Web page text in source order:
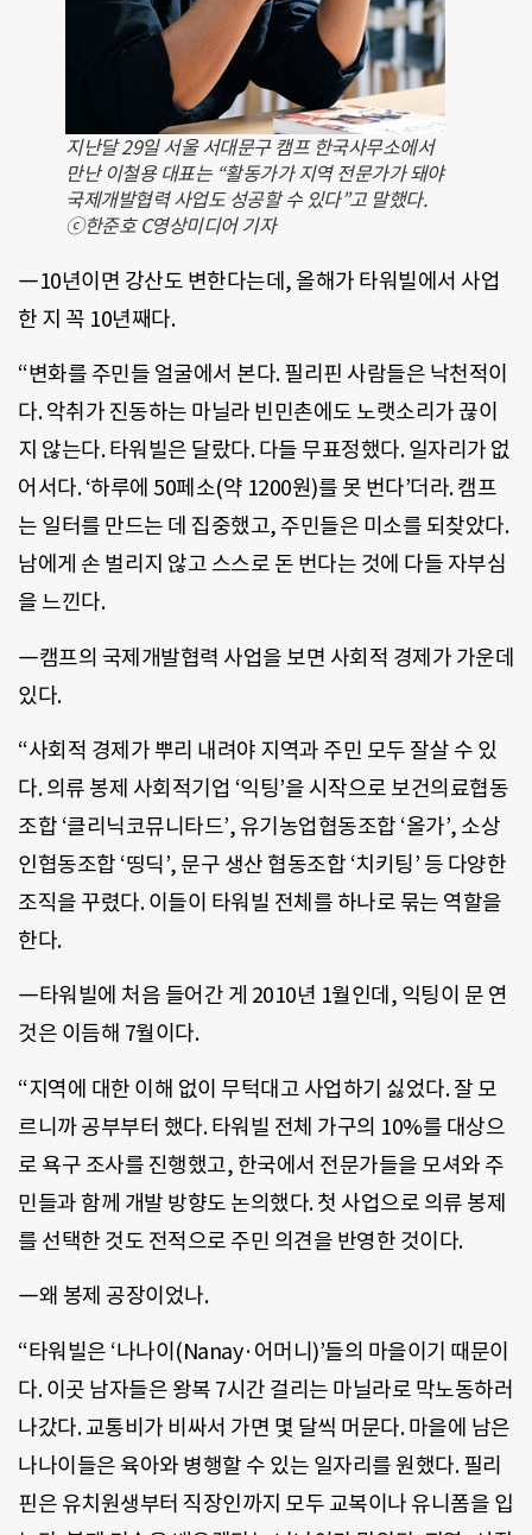
지난달 29일 서울 서대문구 캠프 한국사무소에서
만난 이철용 대표는 “활동가가 지역 전문가가 돼야
국제개발협력 사업도 성공할 수 있다”고 말했다.
ⓒ한준호 C영상미디어 기자
―10년이면 강산도 변한다는데, 올해가 타워빌에서 사업
한 지 꼭 10년째다.
“변화를 주민들 얼굴에서 본다. 필리핀 사람들은 낙천적이
다. 악취가 진동하는 마닐라 빈민촌에도 노랫소리가 끊이
지 않는다. 타워빌은 달랐다. 다들 무표정했다. 일자리가 없
어서다. ‘하루에 50페소(약 1200원)를 못 번다’더라. 캠프
는 일터를 만드는 데 집중했고, 주민들은 미소를 되찾았다.
남에게 손 벌리지 않고 스스로 돈 번다는 것에 다들 자부심
을 느낀다.
―캠프의 국제개발협력 사업을 보면 사회적 경제가 가운데
있다.
“사회적 경제가 뿌리 내려야 지역과 주민 모두 잘살 수 있
다. 의류 봉제 사회적기업 ‘익팅’을 시작으로 보건의료협동
조합 ‘클리닉코뮤니타드’, 유기농업협동조합 ‘올가’, 소상
인협동조합 ‘띵딕’, 문구 생산 협동조합 ‘치키팅’ 등 다양한
조직을 꾸렸다. 이들이 타워빌 전체를 하나로 묶는 역할을
한다.
―타워빌에 처음 들어간 게 2010년 1월인데, 익팅이 문 연
것은 이듬해 7월이다.
“지역에 대한 이해 없이 무턱대고 사업하기 싫었다. 잘 모
르니까 공부부터 했다. 타워빌 전체 가구의 10%를 대상으
로 욕구 조사를 진행했고, 한국에서 전문가들을 모셔와 주
민들과 함께 개발 방향도 논의했다. 첫 사업으로 의류 봉제
를 선택한 것도 전적으로 주민 의견을 반영한 것이다.
―왜 봉제 공장이었나.
“타워빌은 ‘나나이(Nanay·어머니)’들의 마을이기 때문이
다. 이곳 남자들은 왕복 7시간 걸리는 마닐라로 막노동하러
나갔다. 교통비가 비싸서 가면 몇 달씩 머문다. 마을에 남은
나나이들은 육아와 병행할 수 있는 일자리를 원했다. 필리
핀은 유치원생부터 직장인까지 모두 교복이나 유니폼을 입